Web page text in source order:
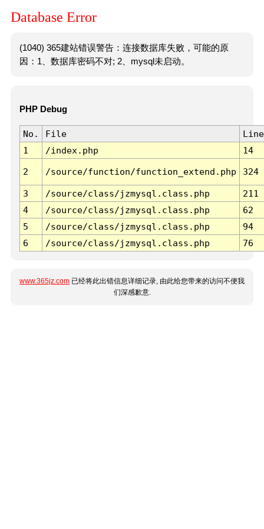
Database Error
(1040) 365建站错误警告：连接数据库失败，可能的原
因：1、数据库密码不对; 2、mysql未启动。
PHP Debug
No. File
Line
1
/index.php 14
2 /source/function/function_extend.php 324
3 /source/class/jzmysql.class.php
211
4
/source/class/jzmysql.class.php
62
5
/source/class/jzmysql.class.php
94
6
/source/class/jzmysql.class.php 76
www.365jz.com 已经将此出错信息详细记录, 由此给您带来的访问不便我
们深感歉意.